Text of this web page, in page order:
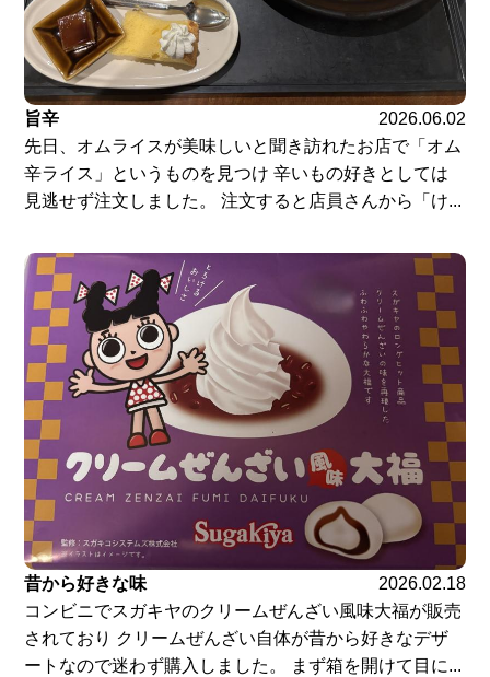
旨辛
2026.06.02
先日、オムライスが美味しいと聞き訪れたお店で「オム
辛ライス」というものを見つけ 辛いもの好きとしては
見逃せず注文しました。 注文すると店員さんから「け...
昔から好きな味
2026.02.18
コンビニでスガキヤのクリームぜんざい風味大福が販売
されており クリームぜんざい自体が昔から好きなデザ
ートなので迷わず購入しました。 まず箱を開けて目に...